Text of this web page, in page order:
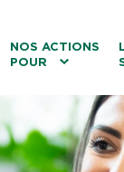
NOS ACTIONS
POUR
Les transitions
La biodiversité